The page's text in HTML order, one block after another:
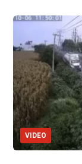
VIDEO